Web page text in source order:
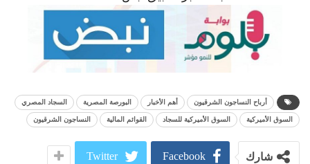
أرباح النساجون الشرقيون أهم الأخبار البورصة المصرية السجاد المصري
السوق الأميركية السوق الأميركية للسجاد القوائم المالية النساجون الشرقيون
شارك Facebook
Twitter